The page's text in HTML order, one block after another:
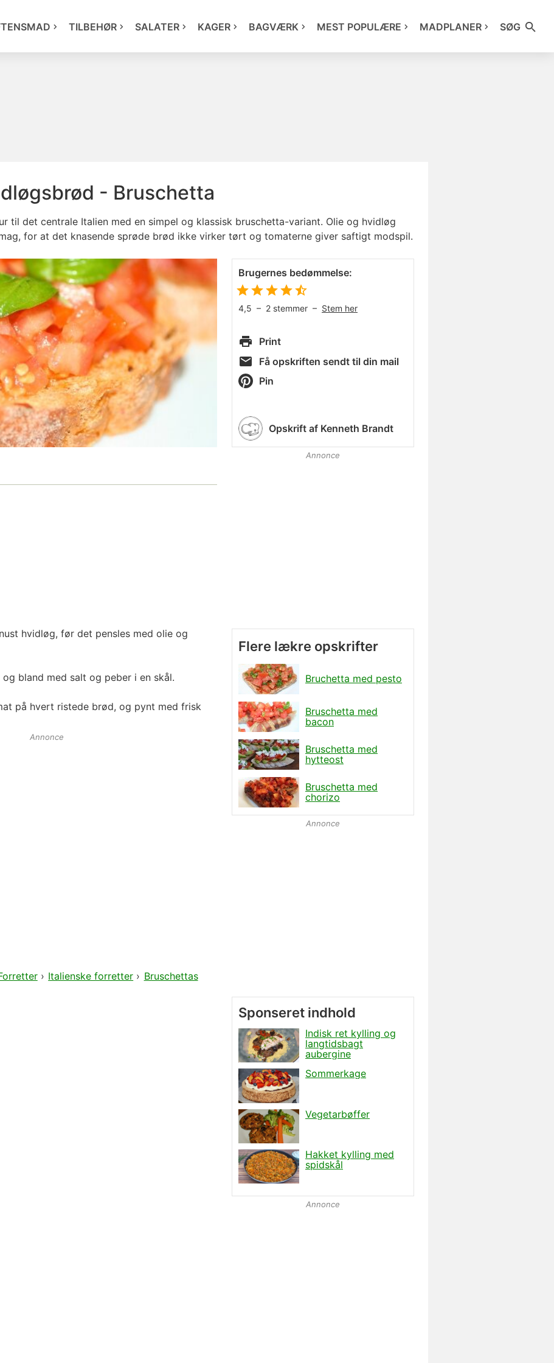
TILBEHØR SALATER KAGER BAGVÆRK MEST POPULÆRE MADPLANER SØG
- Bruschetta
til det centrale Italien med en simpel og klassisk bruschetta-variant. Olie og hvidløg
for at det knasende sprøde brød ikke virker tørt og tomaterne giver saftigt modspil.
hvidløg, før det pensles med olie og
bland med salt og peber i en skål.
på hvert ristede brød, og pynt med frisk
Annonce
› Italienske forretter › Bruschettas
Brugernes bedømmelse:
4,5 – 2 stemmer – Stem her
Print
Få opskriften sendt til din mail
Pin
Opskrift af Kenneth Brandt
Annonce
Flere lækre opskrifter
Bruchetta med pesto
Bruschetta med
bacon
Bruschetta med
hytteost
Bruschetta med
chorizo
Annonce
Annonce